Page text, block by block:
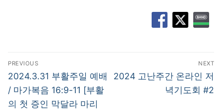
글
탐
색
PREVIOUS
Previous
post:
2024.3.31 부활주일 예배
/ 마가복음 16:9-11 [부활
의 첫 증인 막달라 마리
NEXT
Next
2024 고난주간 온라인 저
녁기도회 #2